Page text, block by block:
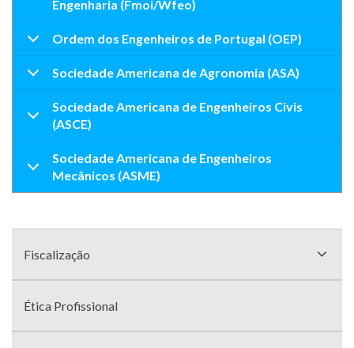
Engenharia (Fmoi/Wfeo)
Ordem dos Engenheiros de Portugal (OEP)
Sociedade Americana de Agronomia (ASA)
Sociedade Americana de Engenheiros Civis
(ASCE)
Sociedade Americana de Engenheiros
Mecânicos (ASME)
comFiscalização
Ética Profissional